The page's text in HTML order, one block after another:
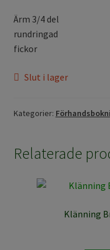
Ärm 3/4 del
rundringad
fickor
Slut i lager
Kategorier:
Relaterade
Klänning